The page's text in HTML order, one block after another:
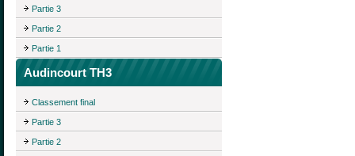
Partie 3
Partie 2
Partie 1
Audincourt TH3
Classement final
Partie 3
Partie 2